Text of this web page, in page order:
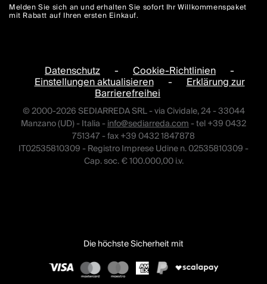
Melden Sie sich an und erhalten Sie sofort Ihr Willkommenspaket
mit Rabatt auf Ihren ersten Einkauf.
Datenschutz - Cookie-Richtlinien -
Einstellungen aktualisieren - Erklärung zur
Barrierefreihei
© 2000-2026 SEDIARREDA SRL - via Cividale, 24 - 33044
Manzano (UD) - Italia -info@sediarreda.com- tel +39 0432
751347 - fax +39 0432 1847878
IT02535810309 - Registro Imprese Udine n. 02535810309 -
Cap. soc. € 100.000,00 i.v.
Die höchste Sicherheit mit